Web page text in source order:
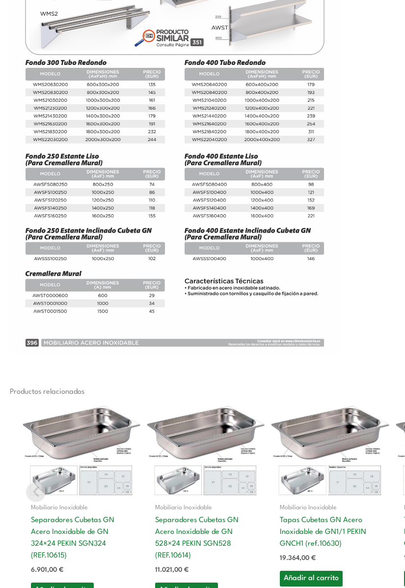
Productos relacionados
Mobiliario Inoxidable
Separadores Cubetas GN
Acero Inoxidable de GN
324×24 PEKIN SGN324
(REF.10615)
6.901,00€
Mobiliario Inoxidable
Separadores Cubetas GN
Acero Inoxidable de GN
528×24 PEKIN SGN528
(REF.10614)
11.021,00€
Mobiliario Inoxidable
Tapas Cubetas GN Acero
Inoxidable de GN1/1 PEKIN
GNCH1 (ref.10630)
19.364,00 €
Añadir al carrito